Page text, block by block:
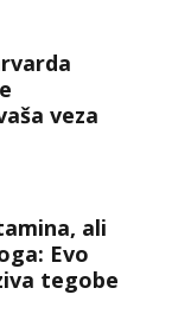
veza
ali
Evo
tegobe